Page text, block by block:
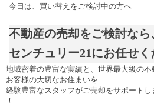
今日は、買い替えをご検討中の方へ
不動産の売却をご検討なら
センチュリー21 にお任せく
地域密着の豊富な実績と、世界最大級の不
お客様の大切なお住まいを
経験豊富なスタッフがご売却をサポート
！